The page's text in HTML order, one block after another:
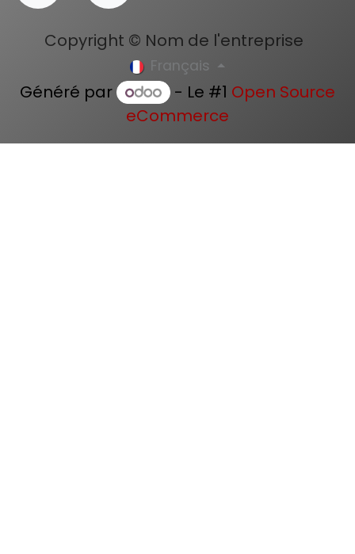
Copyright © Nom de l'entreprise
Français
Généré par - Le #1 Open Source
eCommerce